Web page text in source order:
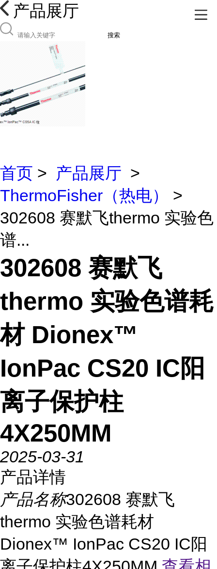
产品展厅
搜索
首页 > 产品展厅 >
ThermoFisher（热电）
>
302608 赛默飞thermo 实验色
谱...
302608 赛默飞
thermo 实验色谱耗
材 Dionex™
IonPac CS20 IC阳
离子保护柱
4X250MM
2025-03-31
产品详情
产品名称302608 赛默飞
thermo 实验色谱耗材
Dionex™ IonPac CS20 IC阳